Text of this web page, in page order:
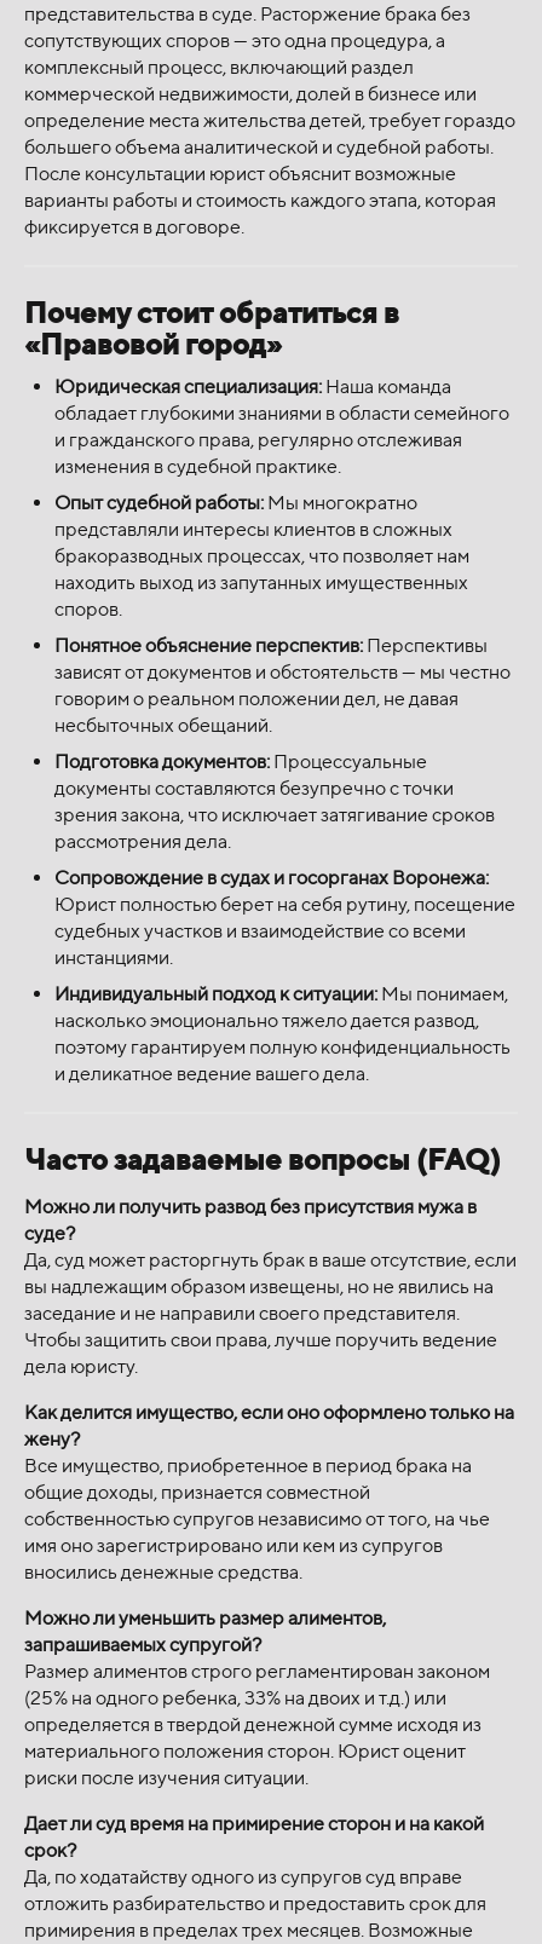
представительства в суде. Расторжение брака без
сопутствующих споров — это одна процедура, а
комплексный процесс, включающий раздел
коммерческой недвижимости, долей в бизнесе или
определение места жительства детей, требует гораздо
большего объема аналитической и судебной работы.
После консультации юрист объяснит возможные
варианты работы и стоимость каждого этапа, которая
фиксируется в договоре.
Почему стоит обратиться в
«Правовой город»
Юридическая специализация: Наша команда
обладает глубокими знаниями в области семейного
и гражданского права, регулярно отслеживая
изменения в судебной практике.
Опыт судебной работы: Мы многократно
представляли интересы клиентов в сложных
бракоразводных процессах, что позволяет нам
находить выход из запутанных имущественных
споров.
Понятное объяснение перспектив: Перспективы
зависят от документов и обстоятельств — мы честно
говорим о реальном положении дел, не давая
несбыточных обещаний.
Подготовка документов: Процессуальные
документы составляются безупречно с точки
зрения закона, что исключает затягивание сроков
рассмотрения дела.
Сопровождение в судах и госорганах Воронежа:
Юрист полностью берет на себя рутину, посещение
судебных участков и взаимодействие со всеми
инстанциями.
Индивидуальный подход к ситуации: Мы понимаем,
насколько эмоционально тяжело дается развод,
поэтому гарантируем полную конфиденциальность
и деликатное ведение вашего дела.
Часто задаваемые вопросы (FAQ)
Можно ли получить развод без присутствия мужа в
суде?
Да, суд может расторгнуть брак в ваше отсутствие, если
вы надлежащим образом извещены, но не явились на
заседание и не направили своего представителя.
Чтобы защитить свои права, лучше поручить ведение
дела юристу.
Как делится имущество, если оно оформлено только на
жену?
Все имущество, приобретенное в период брака на
общие доходы, признается совместной
собственностью супругов независимо от того, на чье
имя оно зарегистрировано или кем из супругов
вносились денежные средства.
Можно ли уменьшить размер алиментов,
запрашиваемых супругой?
Размер алиментов строго регламентирован законом
(25% на одного ребенка, 33% на двоих и т.д.) или
определяется в твердой денежной сумме исходя из
материального положения сторон. Юрист оценит
риски после изучения ситуации.
Дает ли суд время на примирение сторон и на какой
срок?
Да, по ходатайству одного из супругов суд вправе
отложить разбирательство и предоставить срок для
примирения в пределах трех месяцев. Возможные